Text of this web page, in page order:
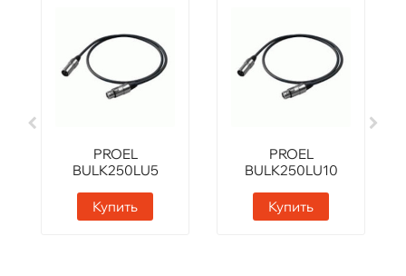
PROEL
BULK250LU5
Купить
PROEL
BULK250LU10
Купить